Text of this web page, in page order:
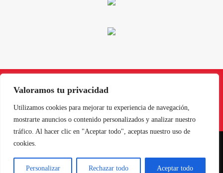
Valoramos tu privacidad
Utilizamos cookies para mejorar tu experiencia de navegación,
mostrarte anuncios o contenido personalizados y analizar nuestro
tráfico. Al hacer clic en "Aceptar todo", aceptas nuestro uso de
cookies.
Personalizar Rechazar todo Aceptar todo
InstagramFacebook
X
NORTE EN LÍNEA - TODOS LOS DERECHOS RESERVADOS